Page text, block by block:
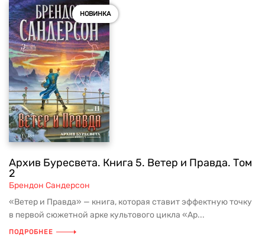
НОВИНКА
Архив Буресвета. Книга 5. Ветер и Правда. Том
2
Брендон Сандерсон
«Ветер и Правда» — книга, которая ставит эффектную точку
в первой сюжетной арке культового цикла «Ар...
ПОДРОБНЕЕ